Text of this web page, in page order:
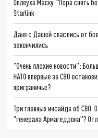
Оплеуха Маску. "Пора снять
Starlink
Даня с Дашей спаслись от
закончились
"Очень плохие новости":
НАТО впервые за СВО
приграничье?
Три главных инсайда об СВО.
"генерала Армагеддона"?